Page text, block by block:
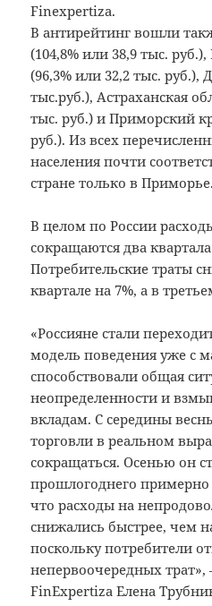
Finexpertiza.
В антирейтинг вошли
(104,8% или 38,9 тыс.
(96,3% или 32,2 тыс. руб.),
тыс.руб.), Астраханская
тыс. руб.) и Приморский
руб.). Из всех
населения почти
стране только в Приморье.
В целом по России
сокращаются два
Потребительские траты
квартале на 7%, а в
«Россияне стали
модель поведения уже с
способствовали общая
неопределенности и
вкладам. С середины
торговли в реальном
сокращаться. Осенью он
прошлогоднего примерно
что расходы на
снижались быстрее, чем
поскольку потребители
непервоочередных
FinExpertiza Елена